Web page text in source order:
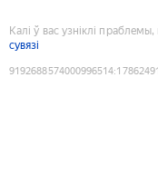
Калі ў вас узніклі
сувязі
9192688574000996514: